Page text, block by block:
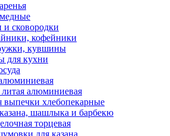
сковородки
кофейники
кувшины
для кухни
алюминиевая
хлебопекарные
шашлыка и барбекю
торцевая
для казана